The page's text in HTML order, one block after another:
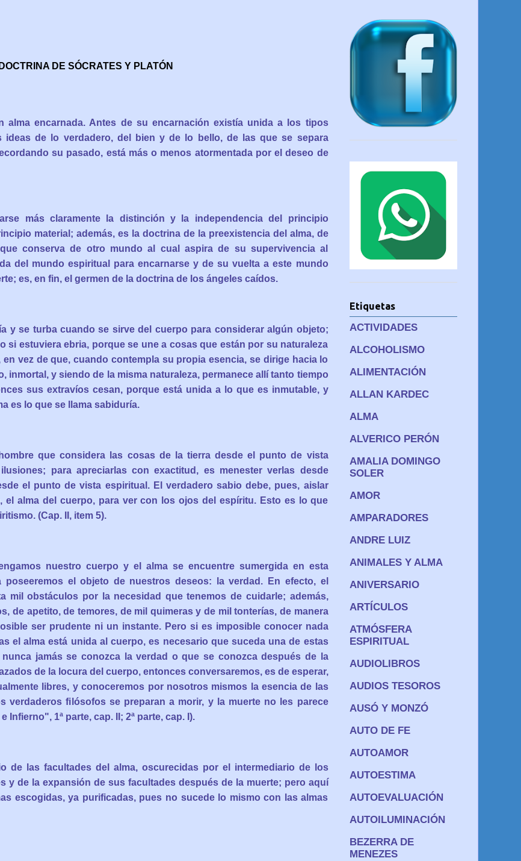
DE SÓCRATES Y PLATÓN
alma encarnada. Antes de su encarnación existía unida a los tipos
ideas de lo verdadero, del bien y de lo bello, de las que se separa
su pasado, está más o menos atormentada por el deseo de
más claramente la distinción y la independencia del principio
material; además, es la doctrina de la preexistencia del alma, de
conserva de otro mundo al cual aspira de su supervivencia al
del mundo espiritual para encarnarse y de su vuelta a este mundo
es, en fin, el germen de la doctrina de los ángeles caídos.
y se turba cuando se sirve del cuerpo para considerar algún objeto;
si estuviera ebria, porque se une a cosas que están por su naturaleza
en vez de que, cuando contempla su propia esencia, se dirige hacia lo
inmortal, y siendo de la misma naturaleza, permanece allí tanto tiempo
sus extravíos cesan, porque está unida a lo que es inmutable, y
es lo que se llama sabiduría.
que considera las cosas de la tierra desde el punto de vista
para apreciarlas con exactitud, es menester verlas desde
el punto de vista espiritual. El verdadero sabio debe, pues, aislar
el alma del cuerpo, para ver con los ojos del espíritu. Esto es lo que
(Cap. II, item 5).
nuestro cuerpo y el alma se encuentre sumergida en esta
poseeremos el objeto de nuestros deseos: la verdad. En efecto, el
mil obstáculos por la necesidad que tenemos de cuidarle; además,
de apetito, de temores, de mil quimeras y de mil tonterías, de manera
ser prudente ni un instante. Pero si es imposible conocer nada
el alma está unida al cuerpo, es necesario que suceda una de estas
jamás se conozca la verdad o que se conozca después de la
de la locura del cuerpo, entonces conversaremos, es de esperar,
libres, y conoceremos por nosotros mismos la esencia de las
verdaderos filósofos se preparan a morir, y la muerte no les parece
Infierno", 1ª parte, cap. II; 2ª parte, cap. I).
de las facultades del alma, oscurecidas por el intermediario de los
y de la expansión de sus facultades después de la muerte; pero aquí
escogidas, ya purificadas, pues no sucede lo mismo con las almas
Etiquetas
ACTIVIDADES
ALCOHOLISMO
ALIMENTACIÓN
ALLAN KARDEC
ALMA
ALVERICO PERÓN
AMALIA DOMINGO
SOLER
AMOR
AMPARADORES
ANDRE LUIZ
ANIMALES Y ALMA
ANIVERSARIO
ARTÍCULOS
ATMÓSFERA
ESPIRITUAL
AUDIOLIBROS
AUDIOS TESOROS
AUSÓ Y MONZÓ
AUTO DE FE
AUTOAMOR
AUTOESTIMA
AUTOEVALUACIÓN
AUTOILUMINACIÓN
BEZERRA DE
MENEZES